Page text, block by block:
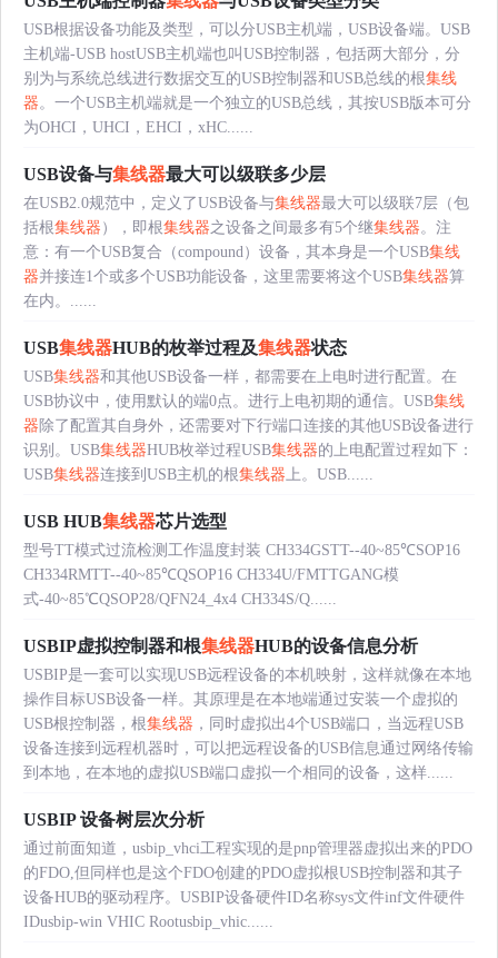
USB根据设备功能及类型，可以分USB主机端，USB设备端。USB
主机端-USB hostUSB主机端也叫USB控制器，包括两大部分，分
别为与系统总线进行数据交互的USB控制器和USB总线的根集线
器。一个USB主机端就是一个独立的USB总线，其按USB版本可分
为OHCI，UHCI，EHCI，xHC......
USB设备与集线器最大可以级联多少层
在USB2.0规范中，定义了USB设备与集线器最大可以级联7层（包
括根集线器 ），即根集线器之设备之间最多有5个继集线器。注
意：有一个USB复合（compound）设备，其本身是一个USB集线
器并接连1个或多个USB功能设备，这里需要将这个USB集线器算
在内。......
USB集线器HUB的枚举过程及集线器状态
USB集线器和其他USB设备一样，都需要在上电时进行配置。在
USB协议中，使用默认的端0点。进行上电初期的通信。USB集线
器 除了配置其自身外，还需要对下行端口连接的其他USB设备进行
识别。USB集线器HUB枚举过程USB集线器的上电配置过程如下：
USB集线器连接到USB主机的根集线器上。USB......
USB HUB集线器芯片选型
型号TT模式过流检测工作温度封装 CH334GSTT--40~85℃SOP16
CH334RMTT--40~85℃QSOP16 CH334U/FMTTGANG模
式-40~85℃QSOP28/QFN24_4x4 CH334S/Q......
USBIP虚拟控制器和根集线器HUB的设备信息分析
USBIP是一套可以实现USB远程设备的本机映射，这样就像在本地
操作目标USB设备一样。其原理是在本地端通过安装一个虚拟的
USB根控制器，根集线器 ，同时虚拟出4个USB端口，当远程USB
设备连接到远程机器时，可以把远程设备的USB信息通过网络传输
到本地，在本地的虚拟USB端口虚拟一个相同的设备，这样......
USBIP 设备树层次分析
通过前面知道，usbip_vhci工程实现的是pnp管理器虚拟出来的PDO
的FDO,但同样也是这个FDO创建的PDO虚拟根USB控制器和其子
设备HUB的驱动程序。USBIP设备硬件ID名称sys文件inf文件硬件
IDusbip-win VHIC Rootusbip_vhic......